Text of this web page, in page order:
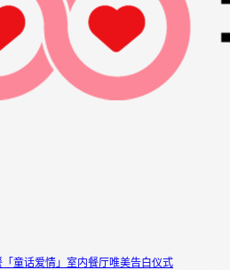
「童话爱情」室内餐厅唯美告白仪式